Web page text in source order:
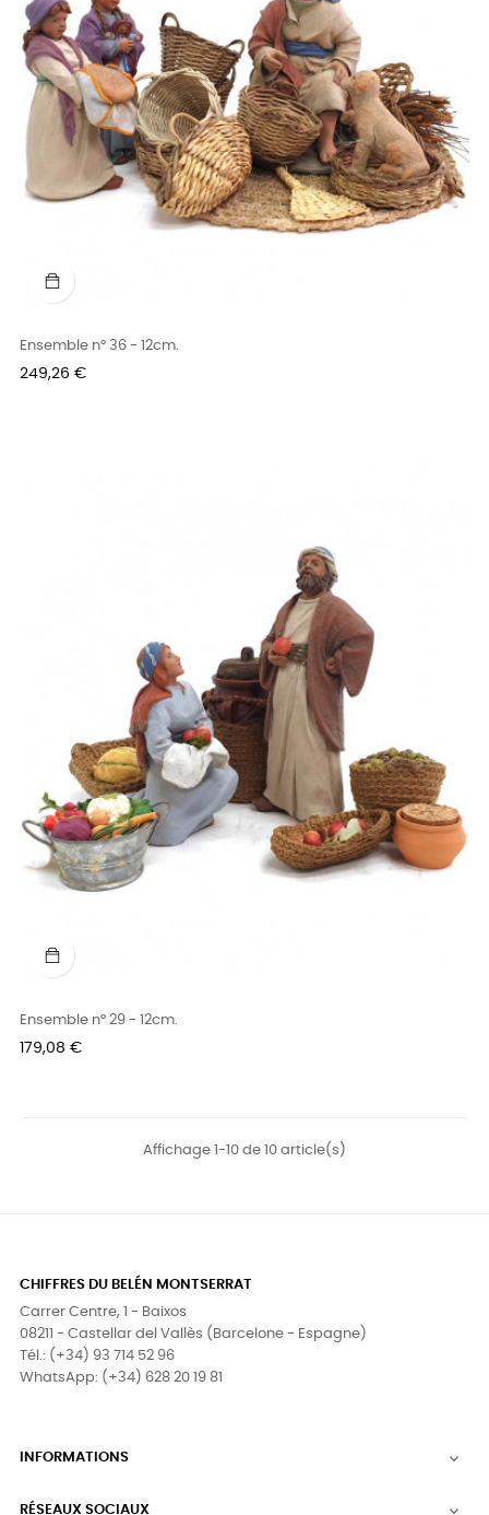
Ensemble n° 36 - 12cm.
Prix
249,26 €
Ensemble n° 29 - 12cm.
Prix
179,08 €
Affichage 1-10 de 10 article(s)
CHIFFRES DU BELÉN MONTSERRAT
Carrer Centre, 1 - Baixos
08211 - Castellar del Vallès (Barcelone - Espagne)
Tél.: (+34) 93 714 52 96
WhatsApp: (+34) 628 20 19 81
INFORMATIONS 
RÉSEAUX SOCIAUX